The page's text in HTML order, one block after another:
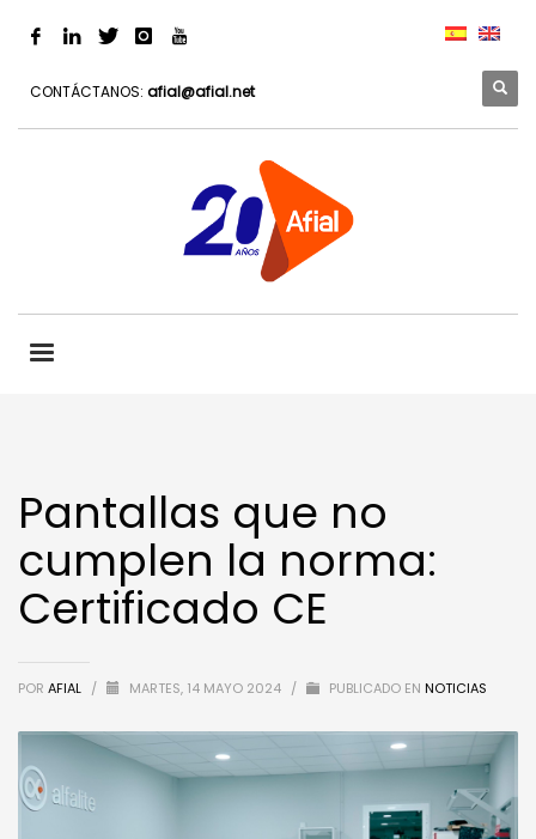
CONTÁCTANOS: afial@afial.net
Pantallas que no
cumplen la norma:
Certificado CE
POR AFIAL / MARTES, 14 MAYO 2024 / PUBLICADO EN NOTICIAS